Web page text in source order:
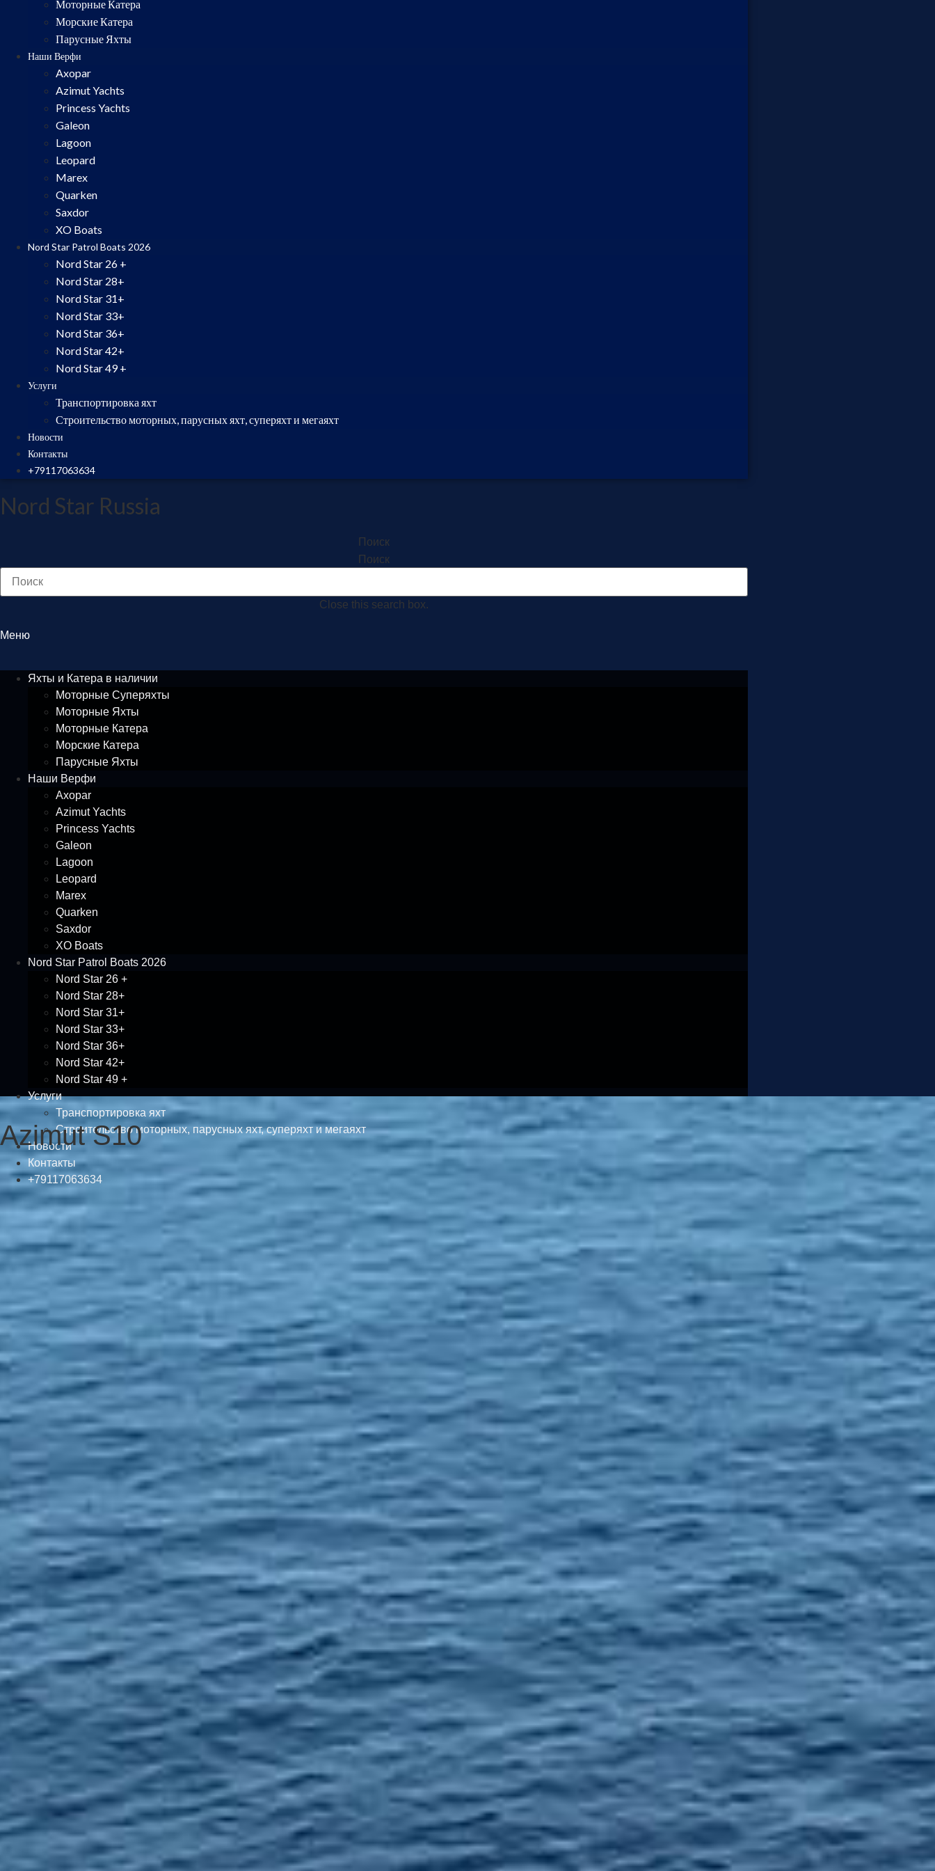
Моторные Катера
Морские Катера
Парусные Яхты
Наши Верфи
Axopar
Azimut Yachts
Princess Yachts
Galeon
Lagoon
Leopard
Marex
Quarken
Saxdor
XO Boats
Nord Star Patrol Boats 2026
Nord Star 26 +
Nord Star 28+
Nord Star 31+
Nord Star 33+
Nord Star 36+
Nord Star 42+
Nord Star 49 +
Услуги
Транспортировка яхт
Строительство моторных, парусных яхт, суперяхт и мегаяхт
Новости
Контакты
+79117063634
Nord Star Russia
Поиск
Поиск
Close this search box.
Меню
Яхты и Катера в наличии
Моторные Суперяхты
Моторные Яхты
Моторные Катера
Морские Катера
Парусные Яхты
Наши Верфи
Axopar
Azimut Yachts
Princess Yachts
Galeon
Lagoon
Leopard
Marex
Quarken
Saxdor
XO Boats
Nord Star Patrol Boats 2026
Nord Star 26 +
Nord Star 28+
Nord Star 31+
Nord Star 33+
Nord Star 36+
Nord Star 42+
Nord Star 49 +
Услуги
Транспортировка яхт
Строительство моторных, парусных яхт, суперяхт и мегаяхт
Новости
Контакты
+79117063634
Azimut S10